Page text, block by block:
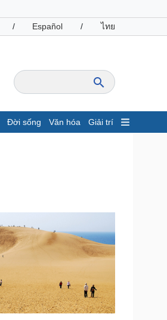
/ Español / ไทย
Đời sống Văn hóa Giải trí
Giá cà phê
Công nghệ
Tin Công nghệ
Trải nghiệm
Chuyển đổi số